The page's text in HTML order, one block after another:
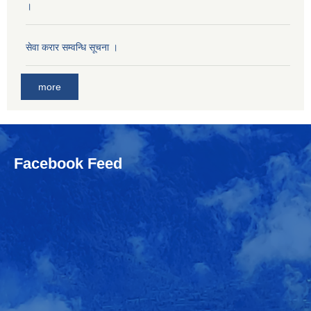
।
सेवा करार सम्वन्धि सूचना ।
more
Facebook Feed